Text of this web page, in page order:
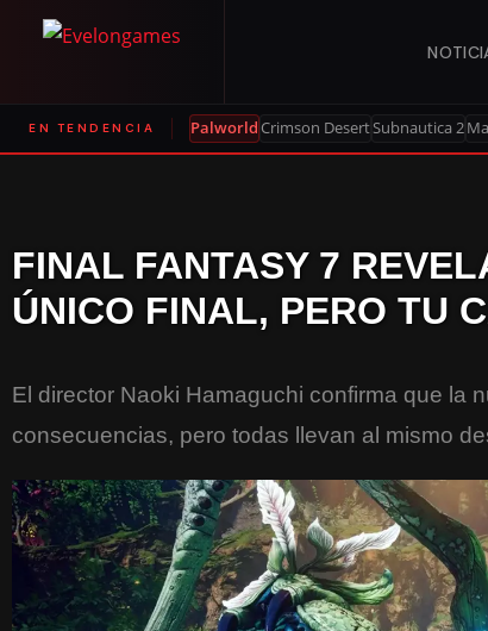
EN TENDENCIA Palworld Crimson DesertSubnautica 2
FINAL FANTASY 7
ÚNICO FINAL, PERO TU
El director Naoki Hamaguchi confirma que la
consecuencias, pero todas llevan al mismo